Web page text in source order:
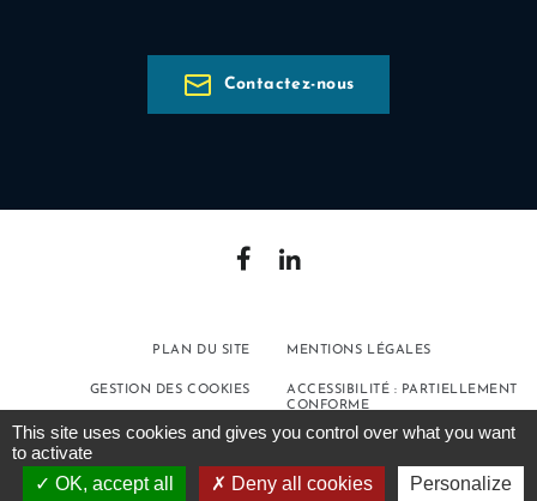
Contactez-nous
PLAN DU SITE MENTIONS LÉGALES
GESTION DES COOKIES
ACCESSIBILITÉ : PARTIELLEMENT
CONFORME
POLITIQUE DE
This site uses cookies and gives you control over what you want
to activate
OK, accept all
Deny all cookies Personalize